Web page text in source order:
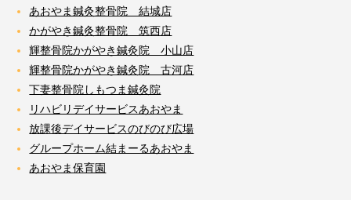
あおやま鍼灸整骨院 結城店
かがやき鍼灸整骨院 筑西店
輝整骨院かがやき鍼灸院 小山店
輝整骨院かがやき鍼灸院 古河店
下妻整骨院しもつま鍼灸院
リハビリデイサービスあおやま
放課後デイサービスのびのび広場
グループホーム結まーるあおやま
あおやま保育園